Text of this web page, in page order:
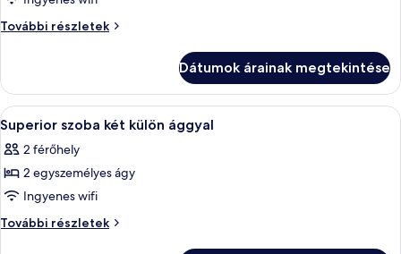
megtekintése:
(Waterfront)
További részletek
Deluxe
részletei
Dátumok árainak megtekintése
A
következő
szoba
összes
képének
megtekintése:
Egy szállodai szoba két egyágyas
5
Superior szoba két külön ággyal
2 férőhely
2 egyszemélyes ágy
Ingyenes wifi
További részletek
Superior